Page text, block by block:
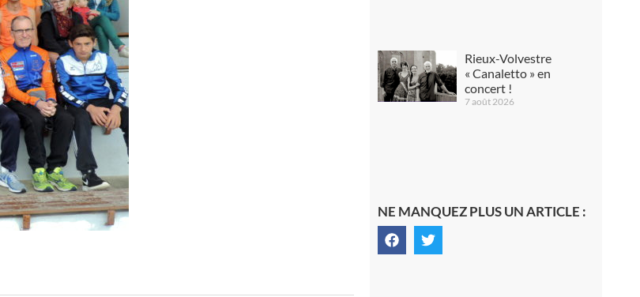
Rieux-Volvestre
« Canaletto » en
concert !
7 août 2026
NE MANQUEZ PLUS UN ARTICLE :